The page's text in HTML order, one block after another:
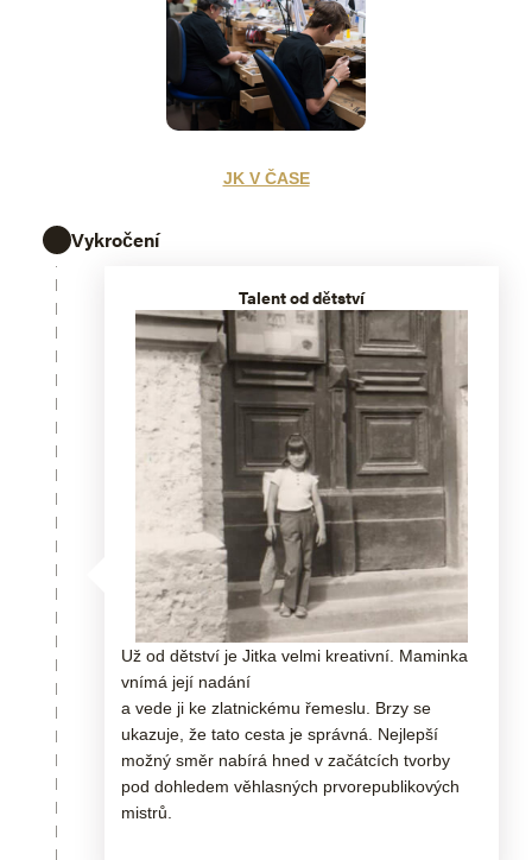
JK V ČASE
Vykročení
Talent od dětství
Už od dětství je Jitka velmi kreativní. Maminka
vnímá její nadání
a vede ji ke zlatnickému řemeslu. Brzy se
ukazuje, že tato cesta je správná. Nejlepší
možný směr nabírá hned v začátcích tvorby
pod dohledem věhlasných prvorepublikových
mistrů.